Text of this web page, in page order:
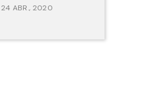
24 ABR., 2020